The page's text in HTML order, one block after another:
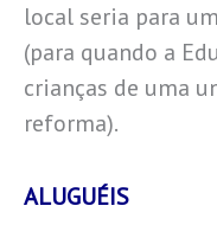
local seria para
(para quando a
crianças de uma
reforma).
ALUGUÉIS